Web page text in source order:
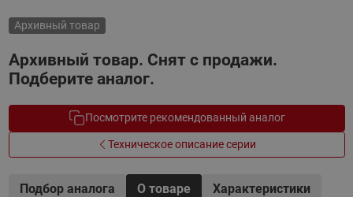
Архивный товар
Архивный товар. Снят с продажи.
Подберите аналог.
Посмотрите рекомендованный аналог
Техническое описание серии
Подбор аналога О товаре
Характеристики